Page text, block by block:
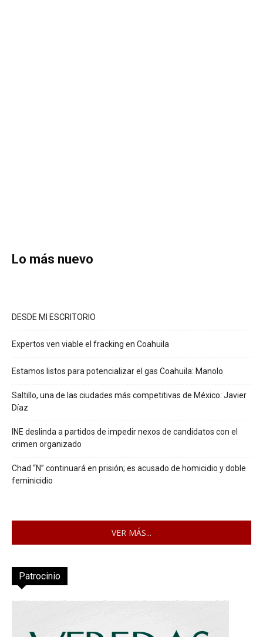
Lo más nuevo
DESDE MI ESCRITORIO
Expertos ven viable el fracking en Coahuila
Estamos listos para potencializar el gas Coahuila: Manolo
Saltillo, una de las ciudades más competitivas de México: Javier
Díaz
INE deslinda a partidos de impedir nexos de candidatos con el
crimen organizado
Chad “N” continuará en prisión; es acusado de homicidio y doble
feminicidio
VER MÁS...
Patrocinio